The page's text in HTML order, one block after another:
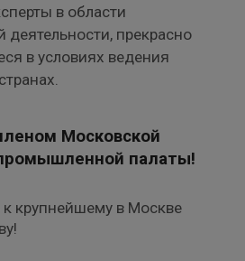
в области
прекрасно
в условиях ведения
Московской
палаты!
крупнейшему в Москве